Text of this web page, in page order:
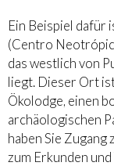
Ein Beispiel dafür
(Centro
das westlich von
liegt. Dieser Ort
Ökolodge, einen
archäologischen
haben Sie Zugang
zum Erkunden